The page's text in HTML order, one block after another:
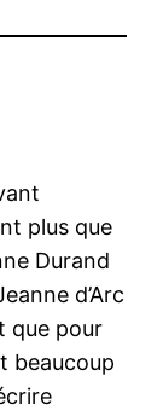
plus que
Durand
d’Arc
que pour
beaucoup